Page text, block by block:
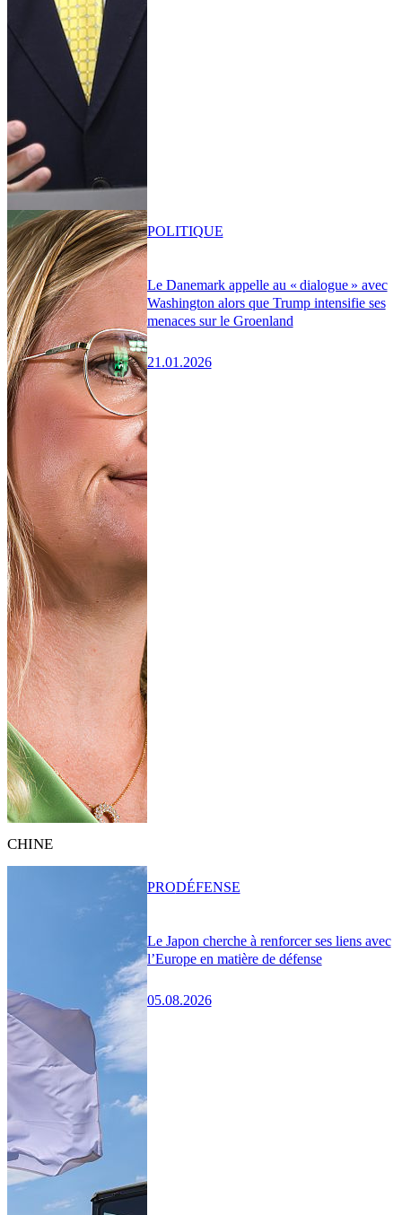
Le Danemark appelle au « dialogue » avec
Washington alors que Trump intensifie ses
menaces sur le Groenland
21.01.2026
POLITIQUE
CHINE
Le Japon cherche à renforcer ses liens avec
l’Europe en matière de défense
05.08.2026
PRODÉFENSE